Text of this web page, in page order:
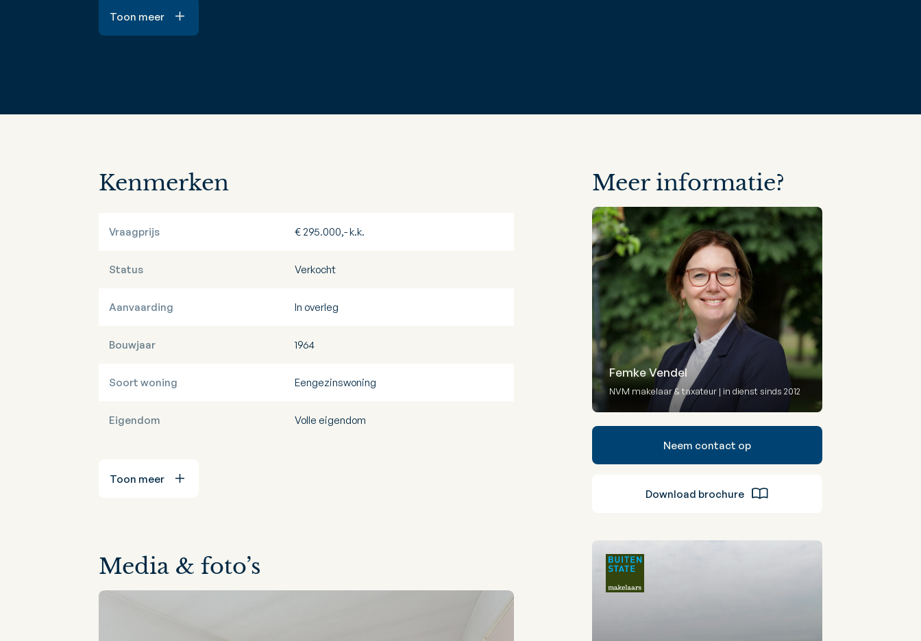
Toon meer
Kenmerken
Vraagprijs € 295.000,- k.k.
Status Verkocht
Aanvaarding In overleg
Bouwjaar 1964
Soort woning Eengezinswoning
Eigendom Volle eigendom
Toon meer
Media & foto’s
Meer informatie?
Femke Vendel
NVM makelaar & taxateur | in dienst sinds 2012
Neem contact op
Download brochure